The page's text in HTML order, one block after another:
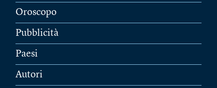
Oroscopo
Pubblicità
Paesi
Autori